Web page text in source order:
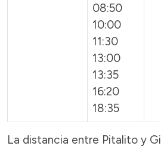
08:50
10:00
11:30
13:00
13:35
16:20
18:35
La distancia entre Pitalito y